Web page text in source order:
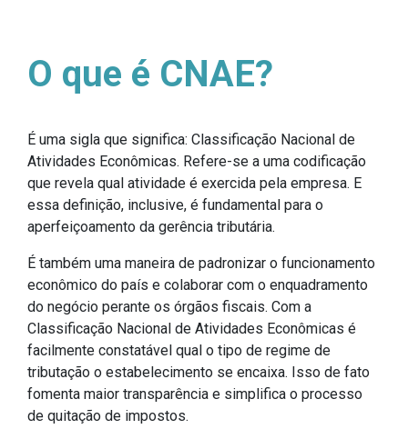
O que é CNAE?
É uma sigla que significa: Classificação Nacional de
Atividades Econômicas. Refere-se a uma codificação
que revela qual atividade é exercida pela empresa. E
essa definição, inclusive, é fundamental para o
aperfeiçoamento da gerência tributária.
É também uma maneira de padronizar o funcionamento
econômico do país e colaborar com o enquadramento
do negócio perante os órgãos fiscais. Com a
Classificação Nacional de Atividades Econômicas é
facilmente constatável qual o tipo de regime de
tributação o estabelecimento se encaixa. Isso de fato
fomenta maior transparência e simplifica o processo
de quitação de impostos.